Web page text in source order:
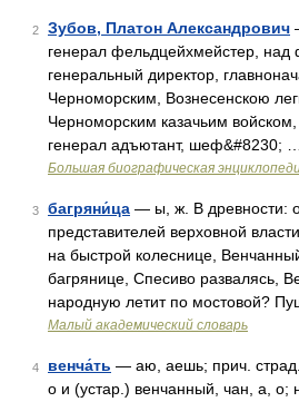
2 Зубов, Платон Александрович
генерал фельдцейхмейстер,
генеральный директор,
Черноморским, Вознесенскою
Черноморским казачьим
генерал адъютант, шеф&#8230; …
Большая биографическая
3 багряни́ца — ы, ж. В древности:
представителей верховной
на быстрой колеснице,
багрянице, Спесиво развалясь,
народную летит по мостовой?
Малый академический словарь
4 венча́ть — аю, аешь; прич.
о и (устар.) венчанный, чан, а, о;